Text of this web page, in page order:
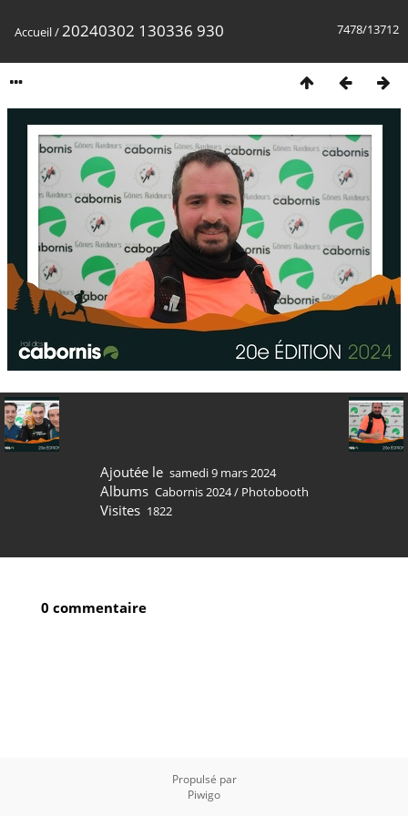
7478/13712
Accueil/20240302 130336 930
Ajoutée le samedi 9 mars 2024
Albums Cabornis 2024/ Photobooth
Visites 1822
0 commentaire
Propulsé par
Piwigo